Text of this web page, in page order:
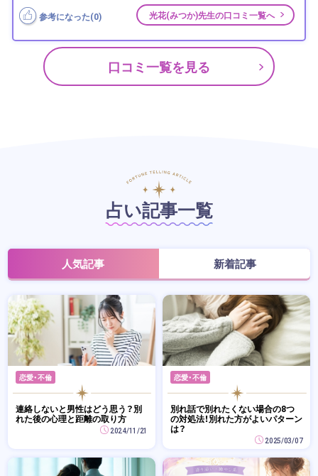
参考になった(0) 光花(みつか)先生の口コミ一覧へ
口コミ一覧を見る
占い記事一覧
人気記事 新着記事
恋愛・不倫
連絡しないと男性はどう思う？別
れた後の心理と距離の取り方
2024/11/21
恋愛・不倫
別れ話で別れたくない場合の8つ
の対処法！別れた方がよいパターン
は？
2025/03/07